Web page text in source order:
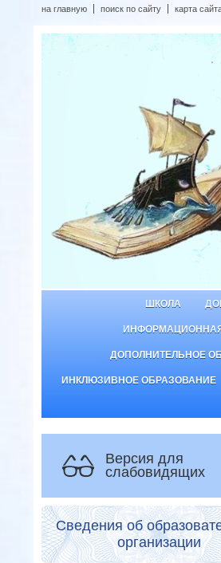
на главную поиск по сайту карта
ШКОЛА
ДОПОЛНИТЕЛЬНОЕ
ИНКЛЮЗИВНОЕ ОБРАЗОВАНИЕ
Версия для
слабовидящих
Сведения об
организации